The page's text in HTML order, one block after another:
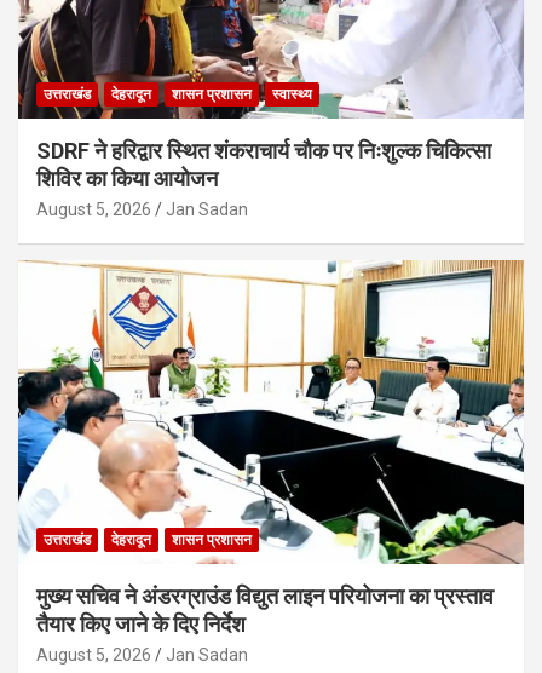
उत्तराखंड देहरादून शासन प्रशासन स्वास्थ्य
SDRF ने हरिद्वार स्थित शंकराचार्य चौक पर निःशुल्क चिकित्सा
शिविर का किया आयोजन
August 5, 2026 Jan Sadan
उत्तराखंड देहरादून शासन प्रशासन
मुख्य सचिव ने अंडरग्राउंड विद्युत लाइन परियोजना का प्रस्ताव
तैयार किए जाने के दिए निर्देश
August 5, 2026 Jan Sadan